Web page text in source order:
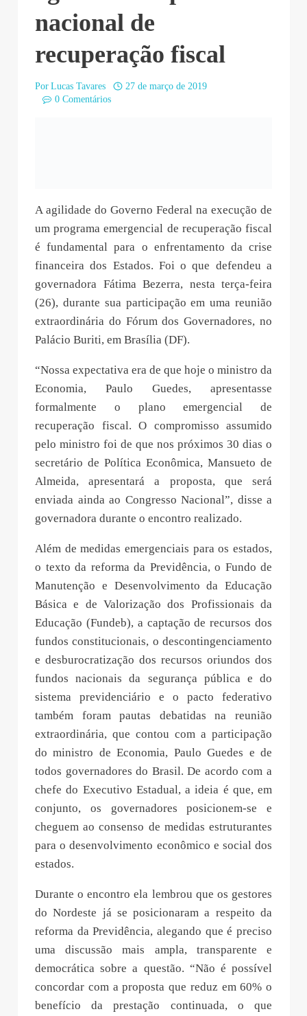
nacional de
recuperação fiscal
Por Lucas Tavares
27 de março de 2019
0 Comentários
A agilidade do Governo Federal na execução de
um programa emergencial de recuperação fiscal
é fundamental para o enfrentamento da crise
financeira dos Estados. Foi o que defendeu a
governadora Fátima Bezerra, nesta terça-feira
(26), durante sua participação em uma reunião
extraordinária do Fórum dos Governadores, no
Palácio Buriti, em Brasília (DF).
“Nossa expectativa era de que hoje o ministro da
Economia, Paulo Guedes, apresentasse
formalmente o plano emergencial de
recuperação fiscal. O compromisso assumido
pelo ministro foi de que nos próximos 30 dias o
secretário de Política Econômica, Mansueto de
Almeida, apresentará a proposta, que será
enviada ainda ao Congresso Nacional”, disse a
governadora durante o encontro realizado.
Além de medidas emergenciais para os estados,
o texto da reforma da Previdência, o Fundo de
Manutenção e Desenvolvimento da Educação
Básica e de Valorização dos Profissionais da
Educação (Fundeb), a captação de recursos dos
fundos constitucionais, o descontingenciamento
e desburocratização dos recursos oriundos dos
fundos nacionais da segurança pública e do
sistema previdenciário e o pacto federativo
também foram pautas debatidas na reunião
extraordinária, que contou com a participação
do ministro de Economia, Paulo Guedes e de
todos governadores do Brasil. De acordo com a
chefe do Executivo Estadual, a ideia é que, em
conjunto, os governadores posicionem-se e
cheguem ao consenso de medidas estruturantes
para o desenvolvimento econômico e social dos
estados.
Durante o encontro ela lembrou que os gestores
do Nordeste já se posicionaram a respeito da
reforma da Previdência, alegando que é preciso
uma discussão mais ampla, transparente e
democrática sobre a questão. “Não é possível
concordar com a proposta que reduz em 60% o
benefício da prestação continuada, o que